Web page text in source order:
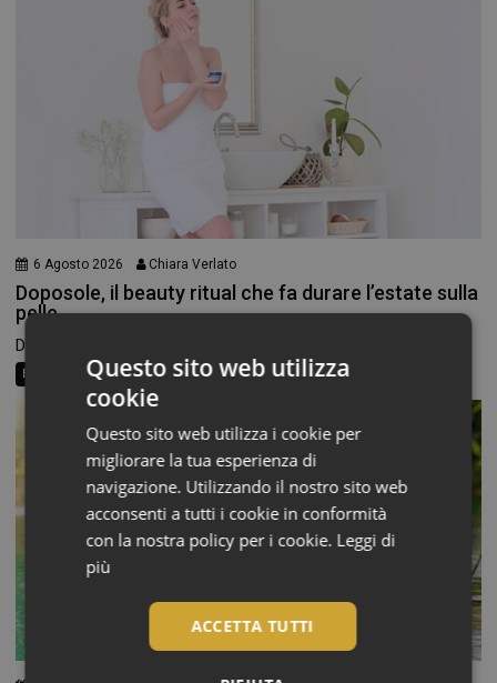
6 Agosto 2026 Chiara Verlato
Doposole, il beauty ritual che fa durare l’estate sulla
pelle
Dopo ore trascorse in spiaggia o all’aperto, la pelle...
Beauty News Consigli al banco Farma Social Connect
Questo sito web utilizza
cookie
Questo sito web utilizza i cookie per
migliorare la tua esperienza di
navigazione. Utilizzando il nostro sito web
acconsenti a tutti i cookie in conformità
con la nostra policy per i cookie. Leggi di
più
ACCETTA TUTTI